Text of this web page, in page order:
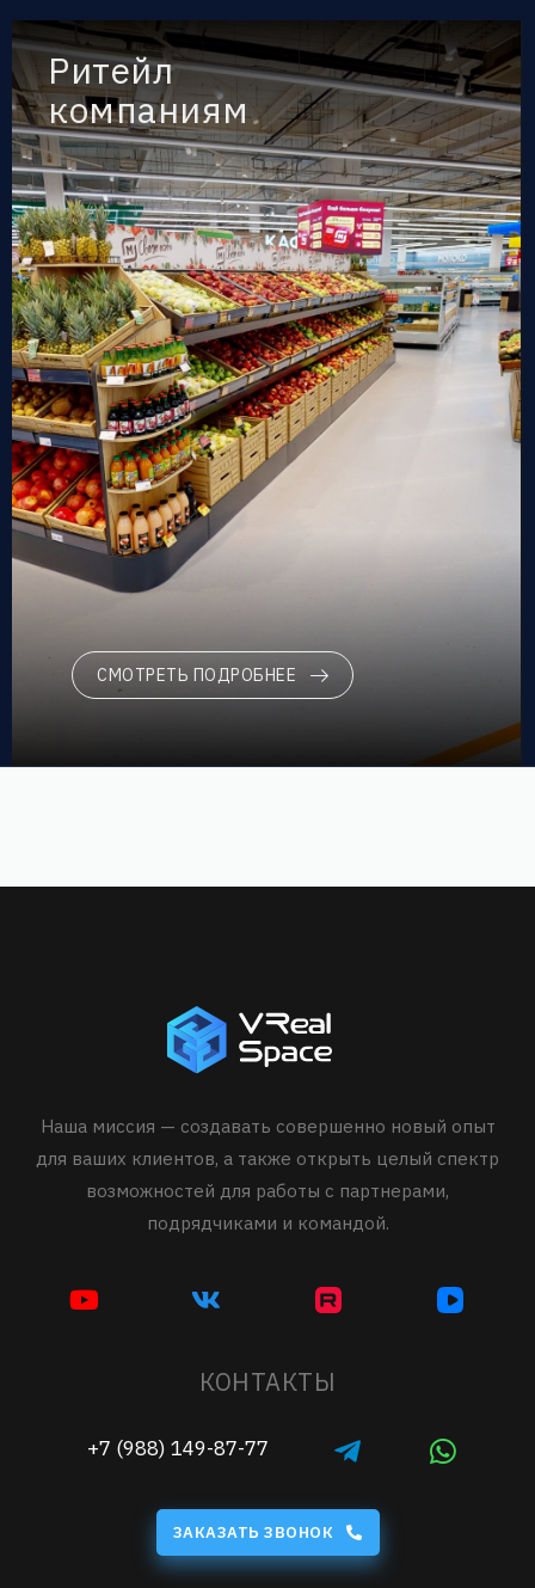
Ритейл
компаниям
СМОТРЕТЬ ПОДРОБНЕЕ
Наша миссия — создавать совершенно новый опыт
для ваших клиентов, а также открыть целый спектр
возможностей для работы с партнерами,
подрядчиками и командой.
КОНТАКТЫ
+7 (988) 149-87-77
ЗАКАЗАТЬ ЗВОНОК